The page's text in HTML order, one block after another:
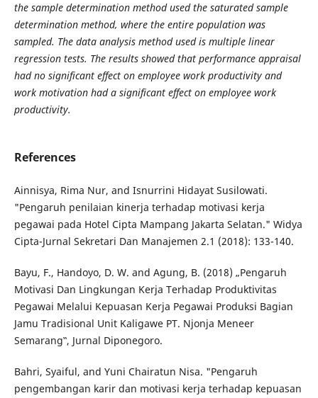
the sample determination method used the saturated sample
determination method, where the entire population was
sampled. The data analysis method used is multiple linear
regression tests. The results showed that performance appraisal
had no significant effect on employee work productivity and
work motivation had a significant effect on employee work
productivity.
References
Ainnisya, Rima Nur, and Isnurrini Hidayat Susilowati.
"Pengaruh penilaian kinerja terhadap motivasi kerja
pegawai pada Hotel Cipta Mampang Jakarta Selatan." Widya
Cipta-Jurnal Sekretari Dan Manajemen 2.1 (2018): 133-140.
Bayu, F., Handoyo, D. W. and Agung, B. (2018) „Pengaruh
Motivasi Dan Lingkungan Kerja Terhadap Produktivitas
Pegawai Melalui Kepuasan Kerja Pegawai Produksi Bagian
Jamu Tradisional Unit Kaligawe PT. Njonja Meneer
Semarang‟, Jurnal Diponegoro.
Bahri, Syaiful, and Yuni Chairatun Nisa. "Pengaruh
pengembangan karir dan motivasi kerja terhadap kepuasan